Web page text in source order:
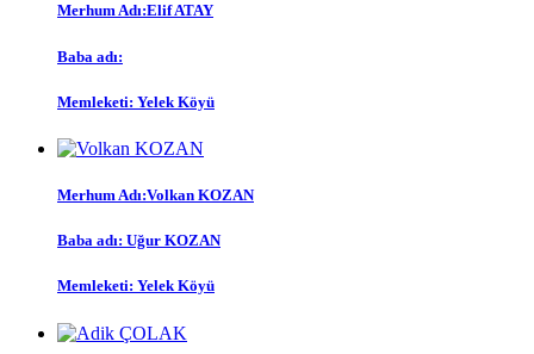
Merhum Adı:Elif ATAY
Baba adı:
Memleketi: Yelek Köyü
Merhum Adı:Volkan KOZAN
Baba adı: Uğur KOZAN
Memleketi: Yelek Köyü